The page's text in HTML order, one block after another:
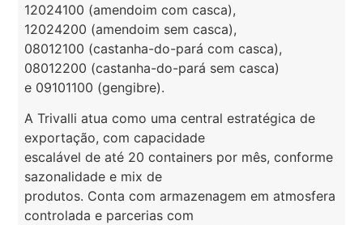
12024100 (amendoim com casca),
12024200 (amendoim sem casca),
08012100 (castanha-do-pará com casca),
08012200 (castanha-do-pará sem casca)
e 09101100 (gengibre).
A Trivalli atua como uma central estratégica de
exportação, com capacidade
escalável de até 20 containers por mês, conforme
sazonalidade e mix de
produtos. Conta com armazenagem em atmosfera
controlada e parcerias com